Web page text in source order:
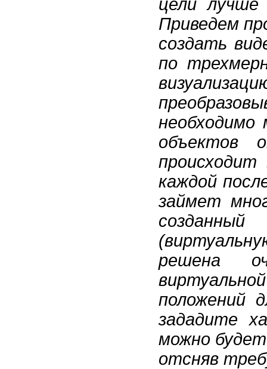
цели лучше
Приведем
создать
по
необходимо
объектов
происходит
каждой
займет
решена
положений
зададите
можно будет
отсняв